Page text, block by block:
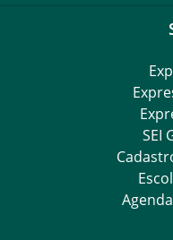
SEI